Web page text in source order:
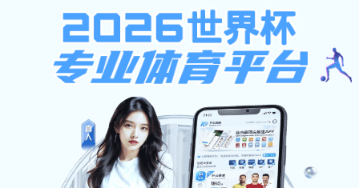
招生首页 信息公告 专业设置